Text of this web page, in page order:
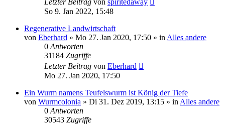
Letzter Beitrag von spiritedaway
So 9. Jan 2022, 15:48
Regenerative Landwirtschaft
von Eberhard » Mo 27. Jan 2020, 17:50 » in Alles andere
0 Antworten
31184 Zugriffe
Letzter Beitrag von Eberhard
Mo 27. Jan 2020, 17:50
Ein Wurm namens Teufelswurm ist König der Tiefe
von Wurmcolonia » Di 31. Dez 2019, 13:15 » in Alles andere
0 Antworten
30543 Zugriffe